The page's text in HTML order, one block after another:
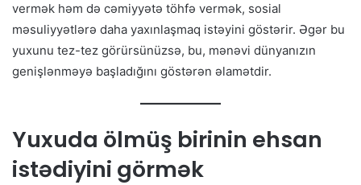
vermək həm də cəmiyyətə töhfə vermək, sosial
məsuliyyətlərə daha yaxınlaşmaq istəyini göstərir. Əgər bu
yuxunu tez-tez görürsünüzsə, bu, mənəvi dünyanızın
genişlənməyə başladığını göstərən əlamətdir.
Yuxuda ölmüş birinin ehsan
istədiyini görmək